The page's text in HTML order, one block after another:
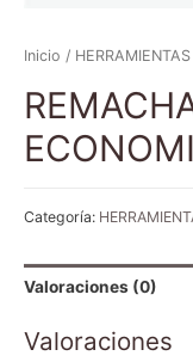
Inicio / HERRAMIENTAS
Categoría:
Valoraciones (0)
Valoraciones